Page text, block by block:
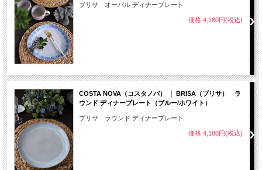
ブリサ オーバル ディナープレート
価格:4,180円(税込)
COSTA NOVA（コスタノバ） ｜ BRISA（ブリサ） ラ
ウンド ディナープレート（ブルー/ホワイト）
ブリサ ラウンド ディナープレート
価格:4,180円(税込)